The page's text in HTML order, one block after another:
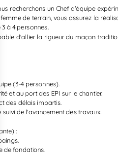
recherchons un Chef d'équipe
de terrain, vous assurez la
à 4 personnes.
d'allier la rigueur du maçon
(3-4 personnes).
et au port des EPI sur le chantier.
des délais impartis.
suivi de l'avancement des travaux.
:
de fondations.